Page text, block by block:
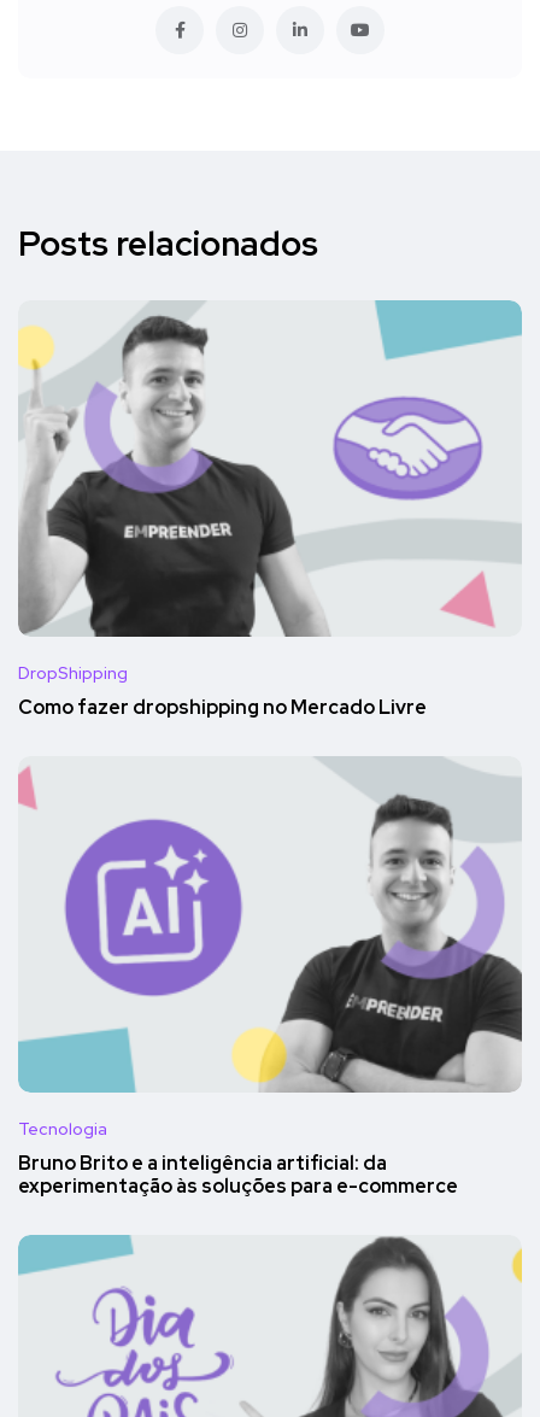
Posts relacionados
DropShipping
Como fazer dropshipping no Mercado Livre
Tecnologia
Bruno Brito e a inteligência artificial: da
experimentação às soluções para e-commerce